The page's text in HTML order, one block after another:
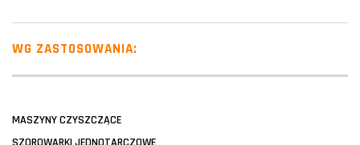
WG ZASTOSOWANIA:
MASZYNY CZYSZCZĄCE